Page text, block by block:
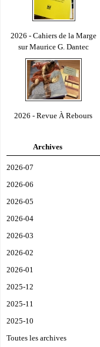
2026 - Cahiers de la Marge
sur Maurice G. Dantec
2026 - Revue À Rebours
Archives
2026-07
2026-06
2026-05
2026-04
2026-03
2026-02
2026-01
2025-12
2025-11
2025-10
Toutes les archives